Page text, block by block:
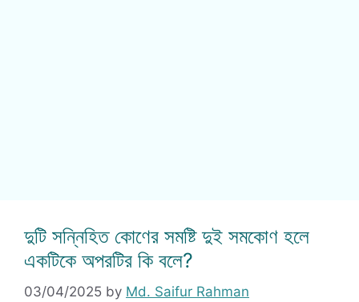
দুটি সন্নিহিত কোণের সমষ্টি দুই সমকোণ হলে
একটিকে অপরটির কি বলে?
03/04/2025 by Md. Saifur Rahman